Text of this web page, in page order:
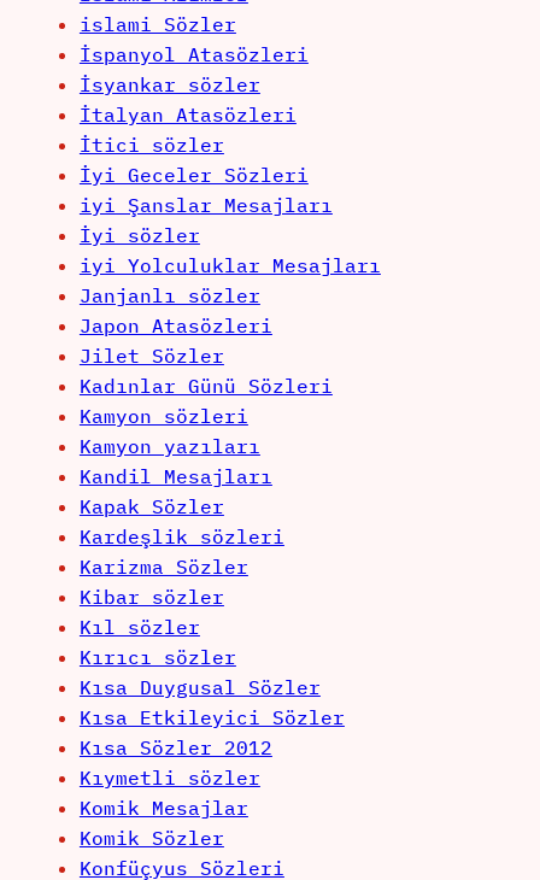
islami Sözler
İspanyol Atasözleri
İsyankar sözler
İtalyan Atasözleri
İtici sözler
İyi Geceler Sözleri
iyi Şanslar Mesajları
İyi sözler
iyi Yolculuklar Mesajları
Janjanlı sözler
Japon Atasözleri
Jilet Sözler
Kadınlar Günü Sözleri
Kamyon sözleri
Kamyon yazıları
Kandil Mesajları
Kapak Sözler
Kardeşlik sözleri
Karizma Sözler
Kibar sözler
Kıl sözler
Kırıcı sözler
Kısa Duygusal Sözler
Kısa Etkileyici Sözler
Kısa Sözler 2012
Kıymetli sözler
Komik Mesajlar
Komik Sözler
Konfüçyus Sözleri